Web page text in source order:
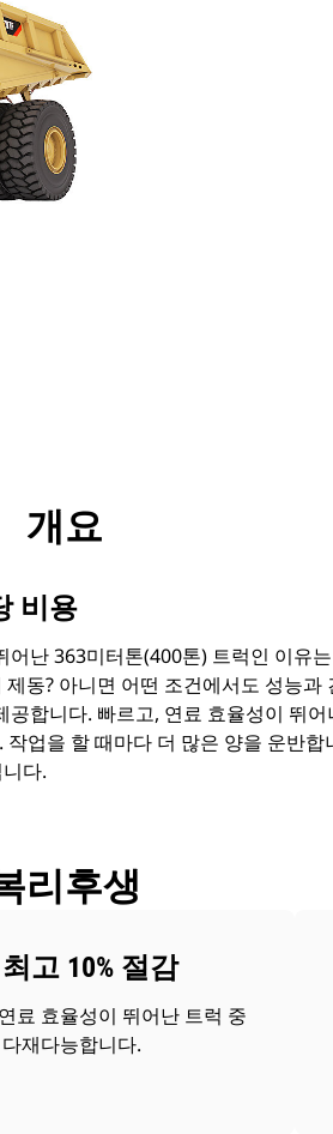
개요
비용
난 363미터톤(400톤) 트럭인 이유
동? 아니면 어떤 조건에서도 성능과
합니다. 빠르고, 연료 효율성이 뛰
업을 할 때마다 더 많은 양을 운반
다.
리후생
고 10% 절감
료 효율성이 뛰어난 트럭 중
재다능합니다.